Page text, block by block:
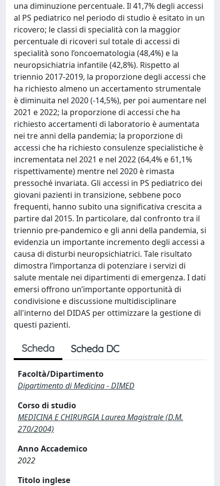
una diminuzione percentuale. Il 41,7% degli accessi
al PS pediatrico nel periodo di studio è esitato in un
ricovero; le classi di specialità con la maggior
percentuale di ricoveri sul totale di accessi di
specialità sono l’oncoematologia (48,4%) e la
neuropsichiatria infantile (42,8%). Rispetto al
triennio 2017-2019, la proporzione degli accessi che
ha richiesto almeno un accertamento strumentale
è diminuita nel 2020 (-14,5%), per poi aumentare nel
2021 e 2022; la proporzione di accessi che ha
richiesto accertamenti di laboratorio è aumentata
nei tre anni della pandemia; la proporzione di
accessi che ha richiesto consulenze specialistiche è
incrementata nel 2021 e nel 2022 (64,4% e 61,1%
rispettivamente) mentre nel 2020 è rimasta
pressoché invariata. Gli accessi in PS pediatrico dei
giovani pazienti in transizione, sebbene poco
frequenti, hanno subito una significativa crescita a
partire dal 2015. In particolare, dal confronto tra il
triennio pre-pandemico e gli anni della pandemia, si
evidenzia un importante incremento degli accessi a
causa di disturbi neuropsichiatrici. Tale risultato
dimostra l’importanza di potenziare i servizi di
salute mentale nei dipartimenti di emergenza. I dati
emersi offrono un’importante opportunità di
condivisione e discussione multidisciplinare
all'interno del DIDAS per ottimizzare la gestione di
questi pazienti.
Scheda Scheda DC
Facoltà/Dipartimento
Dipartimento di Medicina - DIMED
Corso di studio
MEDICINA E CHIRURGIA Laurea Magistrale (D.M.
270/2004)
Anno Accademico
2022
Titolo inglese